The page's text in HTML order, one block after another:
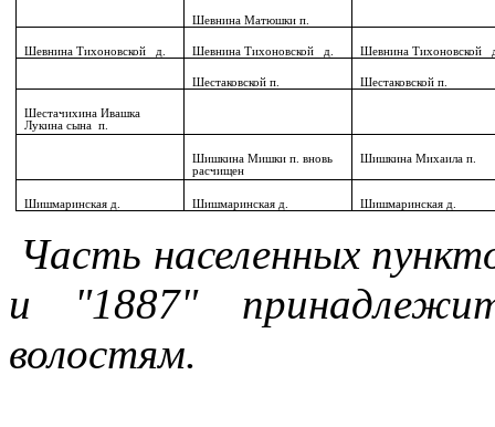
Шевнина Матюшки п.
Шевнина Тихоновской д. Шевнина Тихоновской д. Шевнина Тихоновской
Шестаковской п. Шестаковской п.
Шестачихина Ивашка
Лукина сына п.
Шишкина Мишки п. вновь
расчищен
Шишкина Михаила п.
Шишмаринская д. Шишмаринская д. Шишмаринская д.
Часть населенных
и "1887"
волостям.